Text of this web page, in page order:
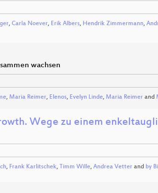
, Carla Noever, Erik Albers, Hendrik Zimmermann,
wachsen
, Maria Reimer, Elenos, Evelyn Linde, Maria Reimer and
Wege zu einem
, Frank Karlitschek, Timm Wille, Andrea Vetter and by